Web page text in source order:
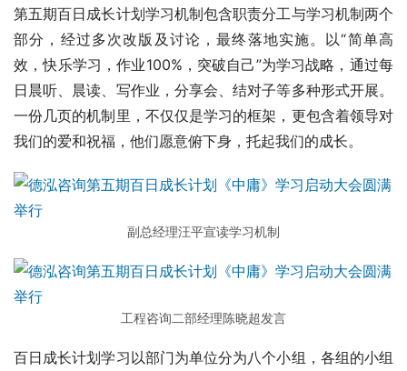
第五期百日成长计划学习机制包含职责分工与学习机制两个
部分，经过多次改版及讨论，最终落地实施。以“简单高
效，快乐学习，作业100%，突破自己”为学习战略，通过每
日晨听、晨读、写作业，分享会、结对子等多种形式开展。
一份几页的机制里，不仅仅是学习的框架，更包含着领导对
我们的爱和祝福，他们愿意俯下身，托起我们的成长。
副总经理汪平宣读学习机制
工程咨询二部经理陈晓超发言
百日成长计划学习以部门为单位分为八个小组，各组的小组